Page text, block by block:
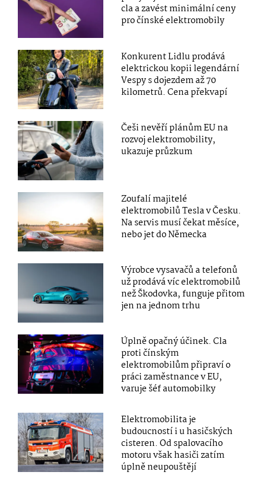
cla a zavést minimální ceny
pro čínské elektromobily
Konkurent Lidlu prodává
elektrickou kopii legendární
Vespy s dojezdem až 70
kilometrů. Cena překvapí
Češi nevěří plánům EU na
rozvoj elektromobility,
ukazuje průzkum
Zoufalí majitelé
elektromobilů Tesla v Česku.
Na servis musí čekat měsíce,
nebo jet do Německa
Výrobce vysavačů a telefonů
už prodává víc elektromobilů
než Škodovka, funguje přitom
jen na jednom trhu
Úplně opačný účinek. Cla
proti čínským
elektromobilům připraví o
práci zaměstnance v EU,
varuje šéf automobilky
Elektromobilita je
budoucností i u hasičských
cisteren. Od spalovacího
motoru však hasiči zatím
úplně neupouštějí